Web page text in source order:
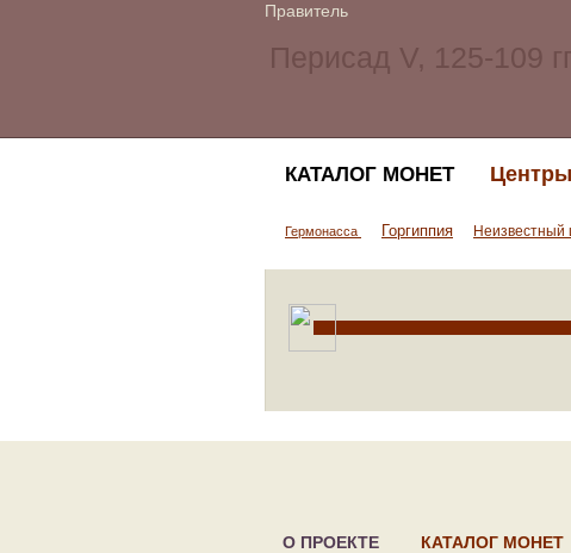
Правитель
КАТАЛОГ МОНЕТ
Гермонасса Горгиппия Неизвестный
О ПРОЕКТЕ КАТАЛОГ МОНЕТ